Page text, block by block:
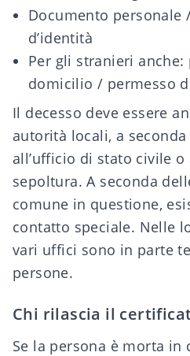
Documento personale
d’identità
Per gli stranieri anche:
domicilio / permesso
Il decesso deve essere
autorità locali, a
all’ufficio di stato civile o
sepoltura. A seconda
comune in questione,
contatto speciale. Nelle
vari uffici sono in parte
persone.
Chi rilascia il
Se la persona è morta in